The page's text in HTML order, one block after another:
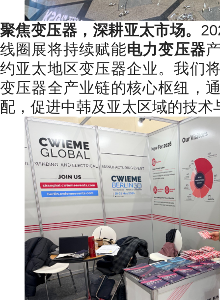
聚焦变压器，深耕亚太市场。
线圈展将持续赋能电力变压器
约亚太地区变压器企业。我们
变压器全产业链的核心枢纽，
配，促进中韩及亚太区域的技术